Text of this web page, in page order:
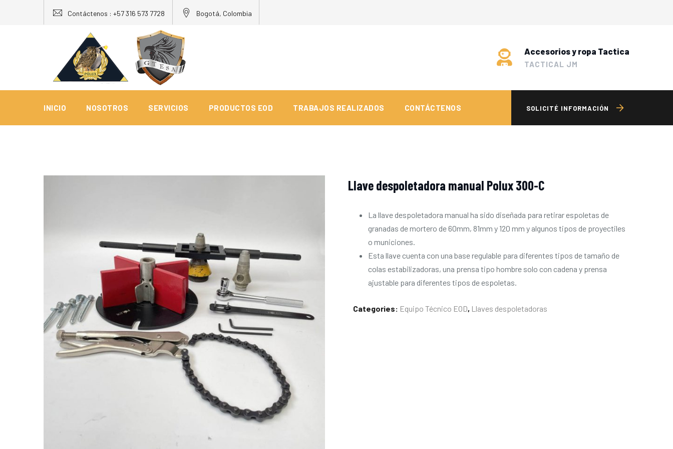
Contáctenos : +57 316 573 7728 Bogotá, Colombia
Accesorios y ropa Tactica
TACTICAL JM
INICIO NOSOTROS SERVICIOS PRODUCTOS EOD TRABAJOS REALIZADOS CONTÁCTENOS SOLICITÉ INFORMACIÓN
Llave despoletadora manual Polux 300-C
La llave despoletadora manual ha sido diseñada para retirar espoletas de
granadas de mortero de 60mm, 81mm y 120 mm y algunos tipos de proyectiles
o municiones.
Esta llave cuenta con una base regulable para diferentes tipos de tamaño de
colas estabilizadoras, una prensa tipo hombre solo con cadena y prensa
ajustable para diferentes tipos de espoletas.
Categories: Equipo Técnico EOD, Llaves despoletadoras